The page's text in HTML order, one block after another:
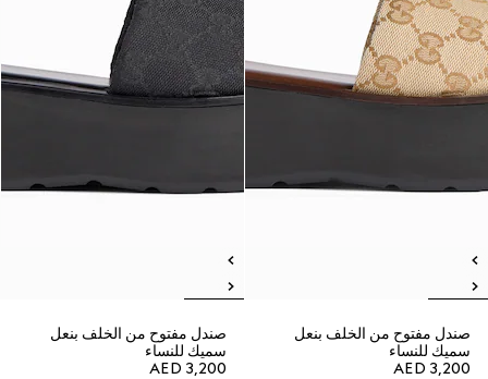
صندل مفتوح من الخلف بنعل
سميك للنساء
AED 3,200
صندل مفتوح من الخلف بنعل
سميك للنساء
AED 3,200